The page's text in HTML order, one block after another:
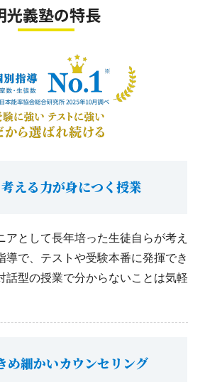
光義塾の特長
考える力が身につく授業
アとして長年培った生徒自らが考え
導で、テストや受験本番に発揮でき
話型の授業で分からないことは気軽
め細かいカウンセリング